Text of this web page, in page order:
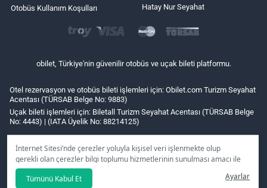
İnternet Sitesi’nde çerezler yoluyla kişisel veri işlenmekte olup
gerekli olan çerezler bilgi toplumu hizmetlerinin sunulması amacı ile
kullanılmaktadır. Tercihleriniz doğrultusunda size özel
kişiselleştirilmiş çerezleri ve özel kampanyaları
seçeneğine
Tümünü Kabul Et Ayarlar
Otobüs Kullanım Koşulları
Hatay Nur Seyahat
obilet, Türkiye'nin güvenilir otobüs ve uçak bileti platformu.
Otel rezervasyon ve otobüs bileti işlemleri için: Obilet.com Turizm Seyahat
Acentası (TÜRSAB Belge No: 9883)
Uçak bileti işlemleri için: Biletall Turizm Seyahat Acentası (TÜRSAB Belge
No: 4443) | (IATA Üyelik No: 88214125)